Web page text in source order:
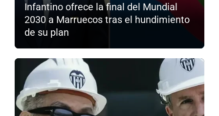
Infantino ofrece la final del Mundial
2030 a Marruecos tras el hundimiento
de su plan